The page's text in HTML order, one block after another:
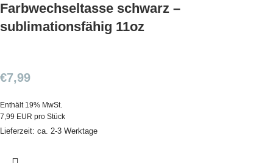
Farbwechseltasse schwarz –
sublimationsfähig 11oz
€7,99
Enthält 19% MwSt.
7,99 EUR pro Stück
Lieferzeit: ca. 2-3 Werktage